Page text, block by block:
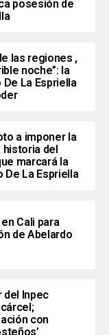
posesión de
las regiones ,
noche”: la
La Espriella
a imponer la
historia del
marcará la
De La Espriella
Cali para
de Abelardo
Inpec
con